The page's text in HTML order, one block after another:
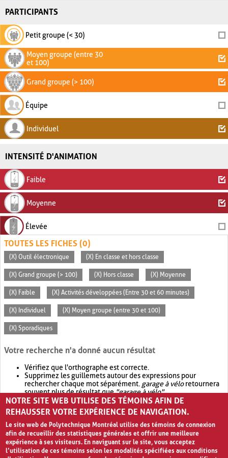
PARTICIPANTS
Petit groupe (< 30)
Moyen groupe (entre 30
et 100)
Grand groupe (> 100)
Équipe
Individuel
INTENSITÉ D'ANIMATION
Faible
Moyenne
Élevée
TOUTES LES FICHES (0)
(X) Outil électronique (X) En classe et hors classe
(X) Grand groupe (> 100) (X) Hors classe (X) Moyenne
(X) Faible (X) Activités développées (Entre 30 et 60 minutes)
(X) Individuel (X) Moyen groupe (entre 30 et 100)
(X) Sporadiques
Votre recherche n'a donné aucun résultat
Vérifiez que l'orthographe est correcte.
Supprimez les guillemets autour des expressions pour
rechercher chaque mot séparément. garage à véloretournera
souvent plus de résultat que"garage à vélo".
Envisagez d'élargir votre recherche avec OR.garage OR vélo
retournera souvent plus de résultat quegarage à vélo
NOTRE SITE WEB UTILISE DES TÉMOINS AFIN DE
REHAUSSER VOTRE EXPÉRIENCE DE NAVIGATION.
Le site web de Polytechnique Montréal utilise des témoins de connexion
afin de recueillir des statistiques générales et offrir une meilleure
expérience à ses visiteurs. En naviguant sur le site, vous acceptez
l’utilisation de ces témoins selon les modalités spécifiées aux conditions